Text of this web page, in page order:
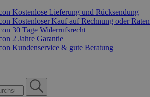
Kostenlose Lieferung und Rücksendung
Kostenloser Kauf auf Rechnung oder
30 Tage Widerrufsrecht
2 Jahre Garantie
Kundenservice & gute Beratung